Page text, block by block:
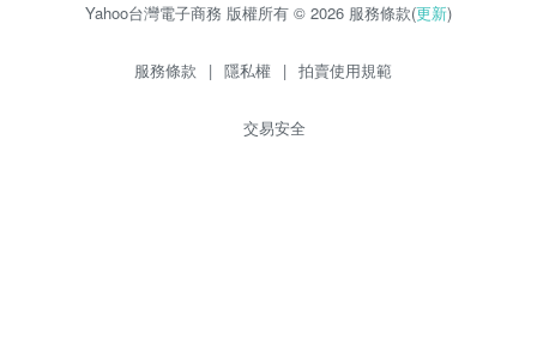
Yahoo台灣電子商務 版權所有 © 2026 服務條款(更新)
服務條款 | 隱私權 | 拍賣使用規範
交易安全